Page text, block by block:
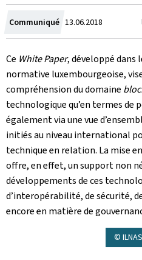
Communiqué Crée
le
13.06.2018
Ce White Paper, développé dans
normative luxembourgeoise,
compréhension du domaine
technologique qu’en termes de
également via une vue
initiés au niveau international
technique en relation. La mise
offre, en effet, un support non
développements de ces
d’interopérabilité, de sécurité,
encore en matière de
© ILNAS